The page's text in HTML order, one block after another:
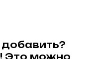
Это можно